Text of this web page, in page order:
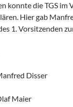
konnte die TGS im
Hier gab
1. Vorsitzenden
Disser
Maier